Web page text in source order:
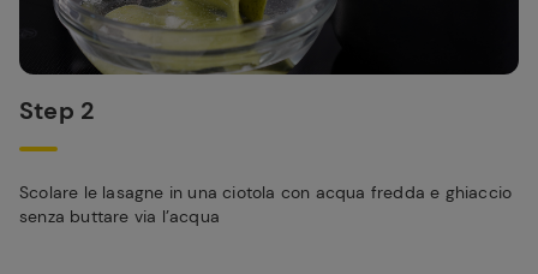
Step 2
Scolare le lasagne in una ciotola con acqua fredda e ghiaccio
senza buttare via l’acqua